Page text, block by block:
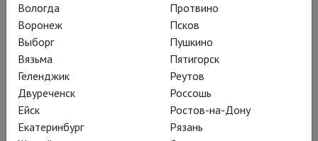
Горячая версия
Варликовского,
вышедшая пандемии
вопреки в 2020-м году –
Вологда
Воронеж
Выборг
Вязьма
Геленджик
Двуреченск
Ейск
Екатеринбург
Протвино
Псков
Пушкино
Пятигорск
Реутов
Россошь
Ростов-на-Дону
Рязань